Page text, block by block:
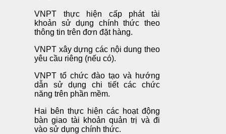
VNPT thực hiện cấp phát tài
khoản sử dụng chính thức theo
thông tin trên đơn đặt hàng.
VNPT xây dựng các nội dung theo
yêu cầu riêng (nếu có).
VNPT tổ chức đào tạo và hướng
dẫn sử dụng chi tiết các chức
năng trên phần mềm.
Hai bên thực hiện các hoạt động
bàn giao tài khoản quản trị và đi
vào sử dụng chính thức.